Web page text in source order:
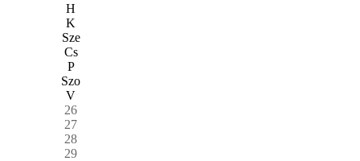
H
K
Sze
Cs
P
Szo
V
26
27
28
29